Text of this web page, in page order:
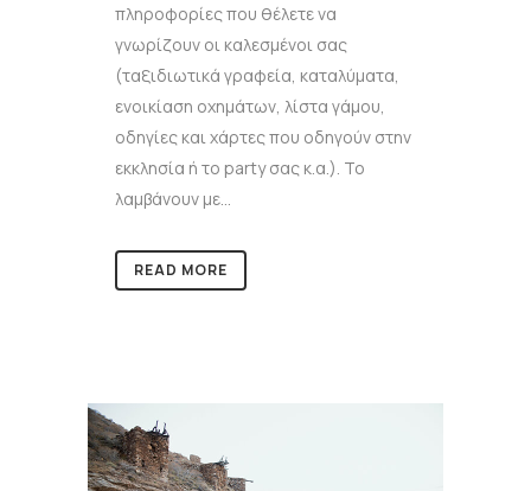
πληροφορίες που θέλετε να
γνωρίζουν οι καλεσμένοι σας
(ταξιδιωτικά γραφεία, καταλύματα,
ενοικίαση οχημάτων, λίστα γάμου,
οδηγίες και χάρτες που οδηγούν στην
εκκλησία ή το party σας κ.α.). Το
λαμβάνουν με...
READ MORE